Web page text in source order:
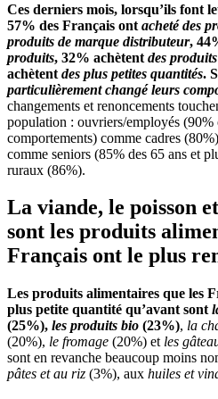
Ces derniers mois, lorsqu’ils font
57% des Français ont acheté des
produits de marque distributeur,
produits, 32% achètent des
achètent des plus petites quantités.
particulièrement changé leurs
changements et renoncements
population : ouvriers/employés (90%
comportements) comme cadres
comme seniors (85% des 65 ans et
ruraux (86%).
La viande, le poisson
sont les produits
Français ont le plus
Les produits alimentaires que les
plus petite quantité qu’avant sont
(25%), les produits bio (23%), la
(20%), le fromage (20%) et les
sont en revanche beaucoup moins
pâtes et au riz (3%), aux huiles et